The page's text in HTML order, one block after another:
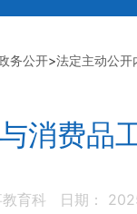
务公开>法定主动公开
消费品
育科
日期：